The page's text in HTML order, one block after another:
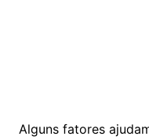
Alguns fatores